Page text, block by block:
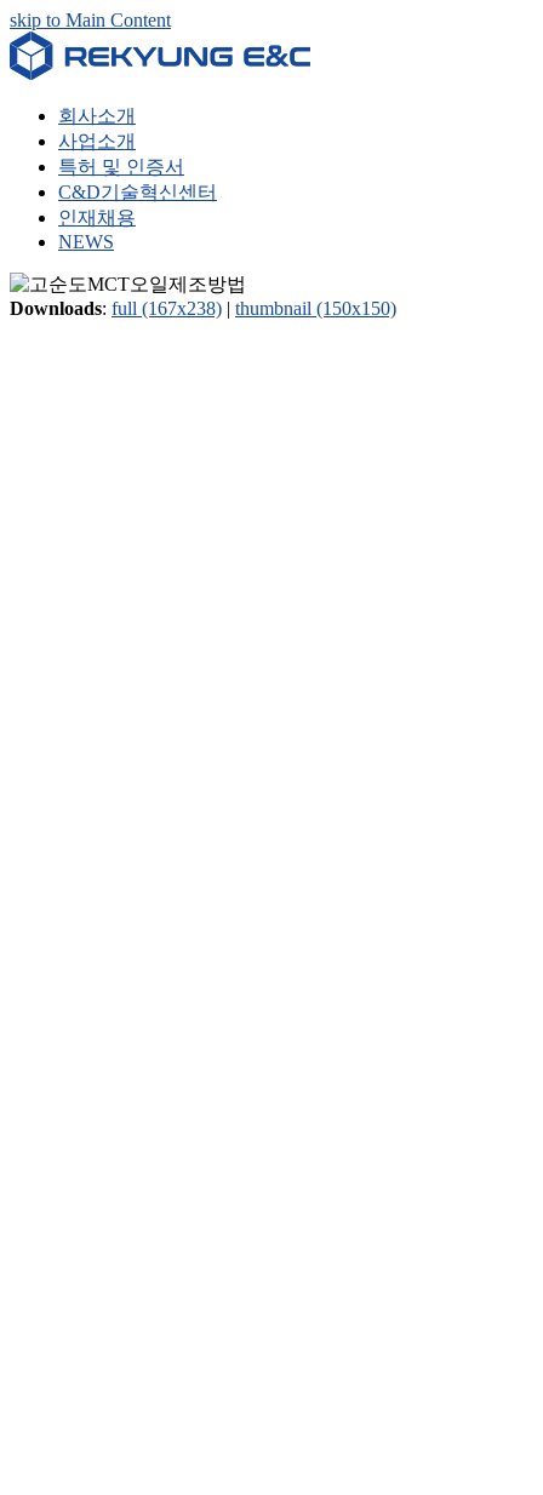
skip to Main Content
회사소개
사업소개
특허 및 인증서
C&D기술혁신센터
인재채용
NEWS
Downloads: full (167x238) | thumbnail (150x150)